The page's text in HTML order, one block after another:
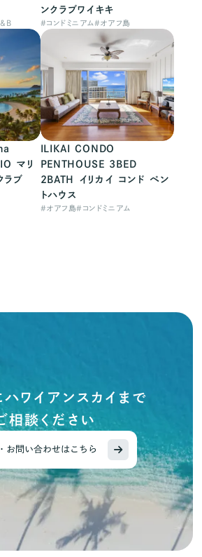
ンクラブワイキキ
#コンドミニアム #オアフ島
マリ
ラブ
ILIKAI CONDO
PENTHOUSE 3BED
2BATH イリカイ コンド ペン
トハウス
#オアフ島# コンドミニアム
ワイアンスカイまで
相談ください
お問い合わせはこちら